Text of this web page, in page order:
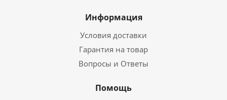
Информация
Условия доставки
Гарантия на товар
Вопросы и Ответы
Помощь